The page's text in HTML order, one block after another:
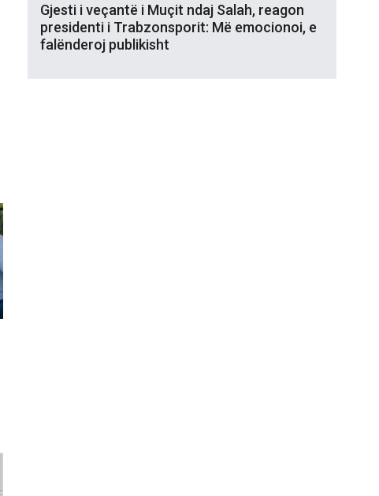
Gjesti i veçantë i Muçit ndaj Salah, reagon
presidenti i Trabzonsporit: Më emocionoi, e
falënderoj publikisht